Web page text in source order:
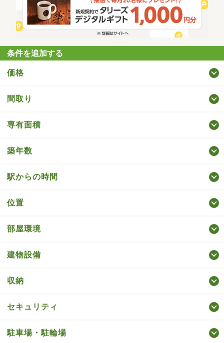
条件を追加する
価格
間取り
専有面積
築年数
駅からの時間
位置
部屋環境
建物設備
収納
セキュリティ
駐車場・駐輪場